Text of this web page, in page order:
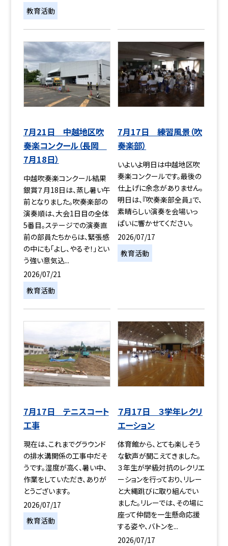
教育活動
7月21日 中越地区吹
奏楽コンクール（長岡
7月18日）
中越吹奏楽コンクール結果
銀賞７月18日は、蒸し暑い午
前となりました。吹奏楽部の
演奏順は、大会1日目の全体
5番目。ステージでの演奏直
前の部員たちからは、緊張感
の中にも「よし、やるぞ！」とい
う強い意気込...
2026/07/21
教育活動
7月17日 練習風景（吹
奏楽部）
いよいよ明日は中越地区吹
奏楽コンクールです。最後の
仕上げに余念がありません。
明日は、『吹奏楽部全員』で、
素晴らしい演奏を会場いっ
ぱいに響かせてください。
2026/07/17
教育活動
7月17日 テニスコート
工事
現在は、これまでグラウンド
の排水溝関係の工事中だそ
うです。湿度が高く、暑い中、
作業をしていただき、ありが
とうございます。
2026/07/17
教育活動
７月17日 ３学年レクリ
エーション
体育館から、とても楽しそう
な歓声が聞こえてきました。
３年生が学級対抗のレクリエ
ーションを行っており、リレー
と大縄跳びに取り組んでい
ました。リレーでは、その場に
座って仲間を一生懸命応援
する姿や、バトンを...
2026/07/17